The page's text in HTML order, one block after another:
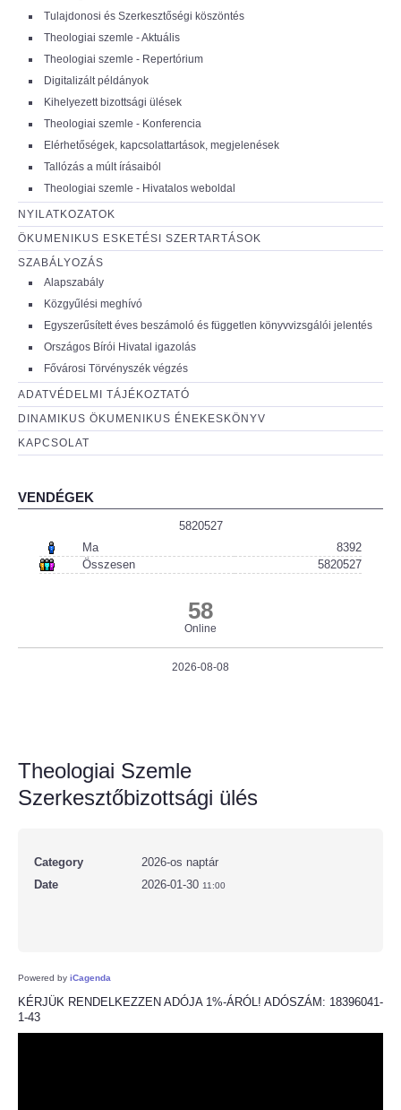
Tulajdonosi és Szerkesztőségi köszöntés
Theologiai szemle - Aktuális
Theologiai szemle - Repertórium
Digitalizált példányok
Kihelyezett bizottsági ülések
Theologiai szemle - Konferencia
Elérhetőségek, kapcsolattartások, megjelenések
Tallózás a múlt írásaiból
Theologiai szemle - Hivatalos weboldal
NYILATKOZATOK
ÖKUMENIKUS ESKETÉSI SZERTARTÁSOK
SZABÁLYOZÁS
Alapszabály
Közgyűlési meghívó
Egyszerűsített éves beszámoló és független könyvvizsgálói jelentés
Országos Bírói Hivatal igazolás
Fővárosi Törvényszék végzés
ADATVÉDELMI TÁJÉKOZTATÓ
DINAMIKUS ÖKUMENIKUS ÉNEKESKÖNYV
KAPCSOLAT
VENDÉGEK
5820527
Ma
8392
Összesen
5820527
58
Online
2026-08-08
Theologiai Szemle
Szerkesztőbizottsági ülés
Category
2026-os naptár
Date
2026-01-30 11:00
Powered by iCagenda
KÉRJÜK RENDELKEZZEN ADÓJA 1%-ÁRÓL! ADÓSZÁM: 18396041-
1-43